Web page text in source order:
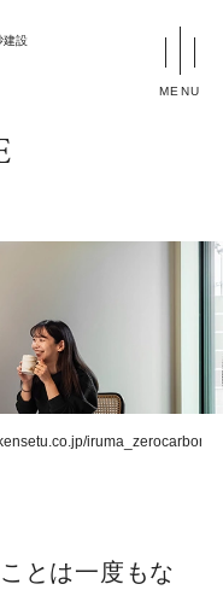
建設
MENU
とは一度もな